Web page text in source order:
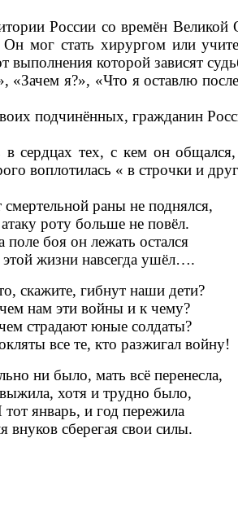
России со времён Великой
мог стать хирургом или
которой зависят
«Зачем я?», «Что я оставлю
подчинённых, гражданин
тех, с кем он общался,
воплотилась « в строчки и
раны не поднялся,
роту больше не повёл.
поле боя он лежать остался
жизни навсегда ушёл….
скажите, гибнут наши дети?
нам эти войны и к чему?
страдают юные солдаты?
все те, кто разжигал войну!
ни было, мать всё перенесла,
хотя и трудно было,
тот январь, и год пережила
внуков сберегая свои силы.